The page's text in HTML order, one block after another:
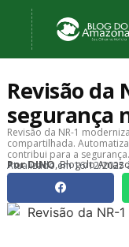
Revisão da
segurança
Revisão da NR-1
compartilhada.
contribui para a segurança.
PorDINO , Blog do
Atualizado em 16/12/2025